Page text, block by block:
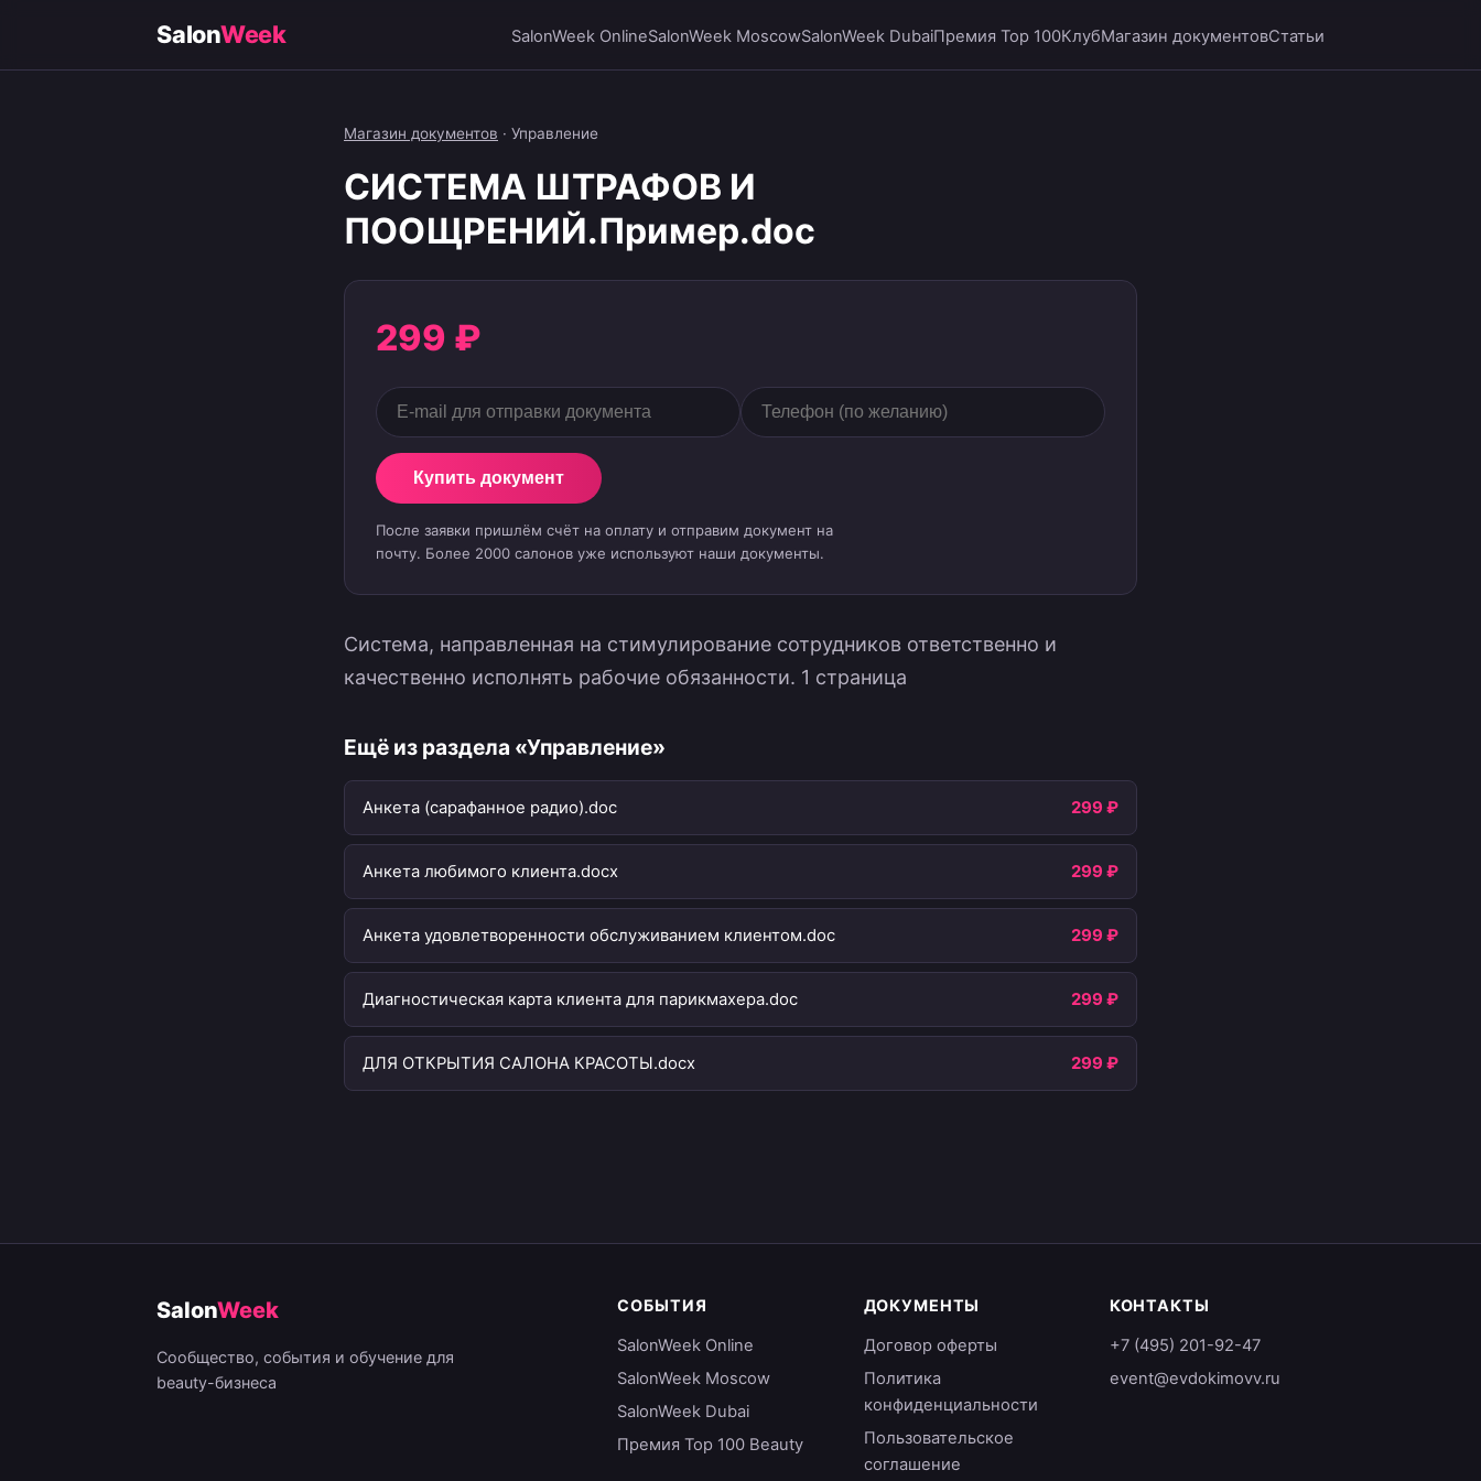
SalonWeek SalonWeek OnlineSalonWeek MoscowSalonWeek DubaiПремия Top 100КлубМагазин документовСтатьи
Магазин документов · Управление
СИСТЕМА ШТРАФОВ И
ПООЩРЕНИЙ.Пример.doc
299 ₽
Купить документ
После заявки пришлём счёт на оплату и отправим документ на
почту. Более 2000 салонов уже используют наши документы.
Система, направленная на стимулирование сотрудников ответственно и
качественно исполнять рабочие обязанности. 1 страница
Ещё из раздела «Управление»
Анкета (сарафанное радио).doc 299 ₽
Анкета любимого клиента.docx 299 ₽
Анкета удовлетворенности обслуживанием клиентом.doc 299 ₽
Диагностическая карта клиента для парикмахера.doc 299 ₽
ДЛЯ ОТКРЫТИЯ САЛОНА КРАСОТЫ.docx 299 ₽
SalonWeek
Сообщество, события и обучение для
beauty-бизнеса
СОБЫТИЯ
SalonWeek Online
SalonWeek Moscow
SalonWeek Dubai
Премия Top 100 Beauty
ДОКУМЕНТЫ
Договор оферты
Политика
конфиденциальности
Пользовательское
соглашение
КОНТАКТЫ
+7 (495) 201-92-47
event@evdokimovv.ru